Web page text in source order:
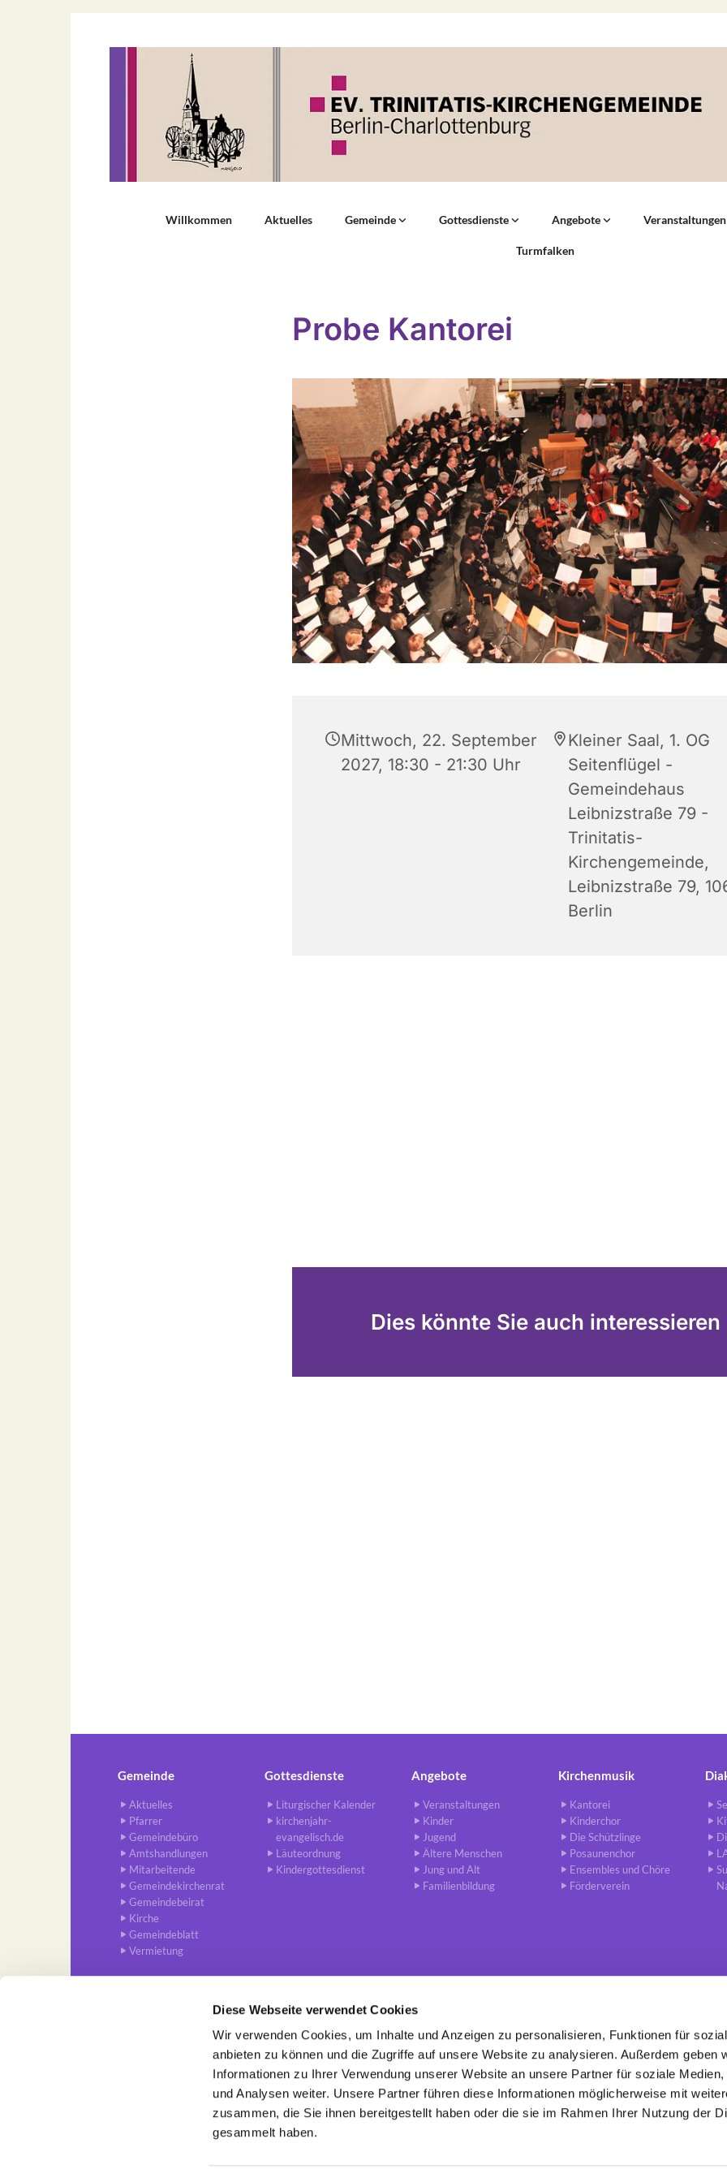
Diese Webseite verwendet Cookies
Wir verwenden Cookies, um Inhalte und Anzeigen zu personalisieren, Funktionen für
anbieten zu können und die Zugriffe auf unsere Website zu analysieren. Außerdem geben
Informationen zu Ihrer Verwendung unserer Website an unsere Partner für soziale Medien,
und Analysen weiter. Unsere Partner führen diese Informationen möglicherweise mit
zusammen, die Sie ihnen bereitgestellt haben oder die sie im Rahmen Ihrer Nutzung der
gesammelt haben.
Willkommen Aktuelles Gemeinde Gottesdienste Angebote Veranstaltungen
Turmfalken
Probe Kantorei
Mittwoch, 22. September
2027, 18:30 - 21:30 Uhr
Kleiner Saal, 1. OG
Seitenflügel -
Gemeindehaus
Leibnizstraße 79 -
Trinitatis-
Kirchengemeinde,
Leibnizstraße 79,
Berlin
Dies könnte Sie auch interessieren
Gemeinde
Aktuelles
Pfarrer
Gemeindebüro
Amtshandlungen
Mitarbeitende
Gemeindekirchenrat
Gemeindebeirat
Kirche
Gemeindeblatt
Vermietung
Gottesdienste
Liturgischer Kalender
kirchenjahr-
evangelisch.de
Läuteordnung
Kindergottesdienst
Angebote
Veranstaltungen
Kinder
Jugend
Ältere Menschen
Jung und Alt
Familienbildung
Kirchenmusik
Kantorei
Kinderchor
Die Schützlinge
Posaunenchor
Ensembles und Chöre
Förderverein
Ev. Trinitatis-Kirchengemeinde Berlin-Charlottenburg · Leibnizstr. 79 - 10625 Berlin030 / 318
Kontaktinformationen Impressum